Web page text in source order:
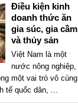
Điều kiện kinh
doanh thức ăn
gia súc, gia cầm
và thủy sản
Việt Nam là một
nước nông nghiệp,
một vai trò vô cùng
tế quốc dân,